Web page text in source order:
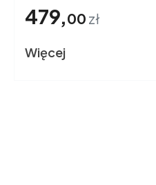
479,00 zł
Więcej